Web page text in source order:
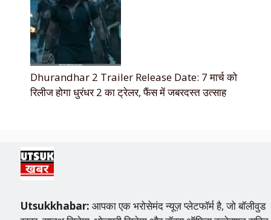
Dhurandhar 2 Trailer Release Date: 7 मार्च को
रिलीज होगा धुरंधर 2 का ट्रेलर, फैंस में जबरदस्त उत्साह
Utsukkhabar: आपका एक भरोसेमंद न्यूज़ प्लेटफॉर्म है, जो बॉलीवुड